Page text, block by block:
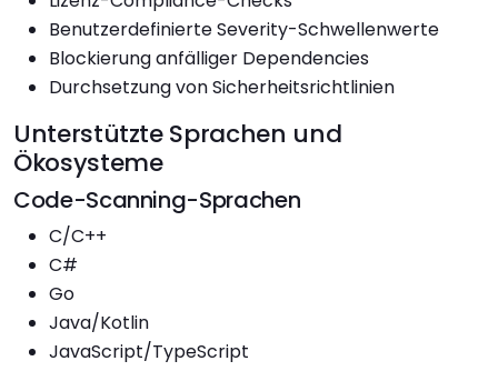
Benutzerdefinierte Severity-Schwellenwerte
Blockierung anfälliger Dependencies
Durchsetzung von Sicherheitsrichtlinien
Unterstützte Sprachen und
Ökosysteme
Code-Scanning-Sprachen
C/C++
C#
Go
Java/Kotlin
JavaScript/TypeScript